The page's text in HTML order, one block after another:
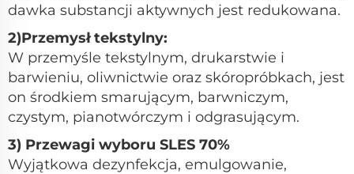
dawka substancji aktywnych jest redukowana.
2)Przemysł tekstylny:
W przemyśle tekstylnym, drukarstwie i
barwieniu, oliwnictwie oraz skóropróbkach, jest
on środkiem smarującym, barwniczym,
czystym, pianotwórczym i odgrasującym.
3) Przewagi wyboru SLES 70%
Wyjątkowa dezynfekcja, emulgowanie,